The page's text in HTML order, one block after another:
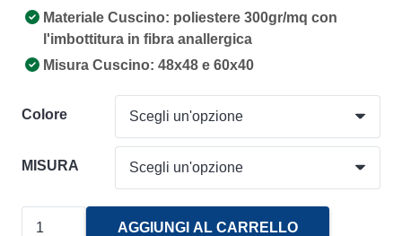
Materiale Cuscino: poliestere 300gr/mq con
l'imbottitura in fibra anallergica
Misura Cuscino: 48x48 e 60x40
Colore
MISURA
AGGIUNGI AL CARRELLO